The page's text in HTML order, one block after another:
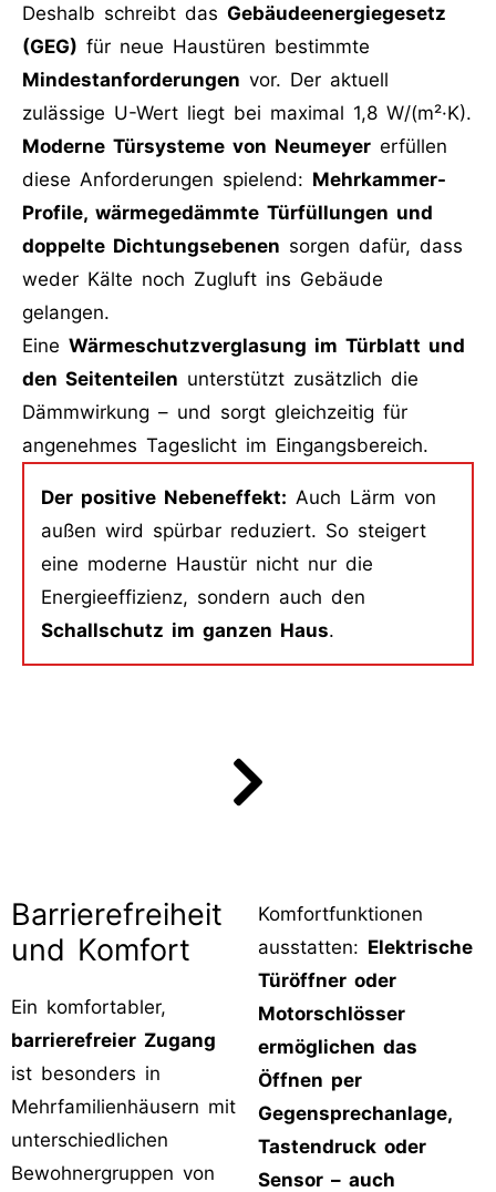
Deshalb schreibt das Gebäudeenergiegesetz
(GEG) für neue Haustüren bestimmte
Mindestanforderungen vor. Der aktuell
zulässige U-Wert liegt bei maximal 1,8 W/(m²·K).
Moderne Türsysteme von Neumeyer erfüllen
diese Anforderungen spielend: Mehrkammer-
Profile, wärmegedämmte Türfüllungen und
doppelte Dichtungsebenen sorgen dafür, dass
weder Kälte noch Zugluft ins Gebäude
gelangen.
Eine Wärmeschutzverglasung im Türblatt und
den Seitenteilen unterstützt zusätzlich die
Dämmwirkung – und sorgt gleichzeitig für
angenehmes Tageslicht im Eingangsbereich.
Der positive Nebeneffekt: Auch Lärm von
außen wird spürbar reduziert. So steigert
eine moderne Haustür nicht nur die
Energieeffizienz, sondern auch den
Schallschutz im ganzen Haus.
Barrierefreiheit
und Komfort
Ein komfortabler,
barrierefreier Zugang
ist besonders in
Mehrfamilienhäusern mit
unterschiedlichen
Bewohnergruppen von
Komfortfunktionen
ausstatten: Elektrische
Türöffner oder
Motorschlösser
ermöglichen das
Öffnen per
Gegensprechanlage,
Tastendruck oder
Sensor – auch